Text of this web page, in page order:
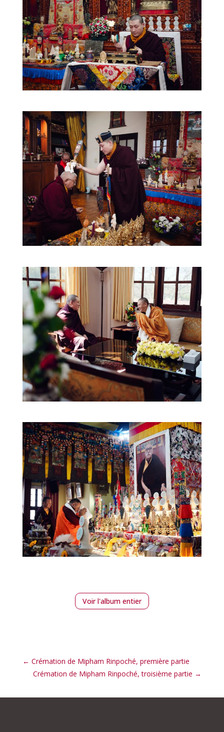
Voir l'album entier
← Crémation de Mipham Rinpoché, première partie
Crémation de Mipham Rinpoché, troisième partie →